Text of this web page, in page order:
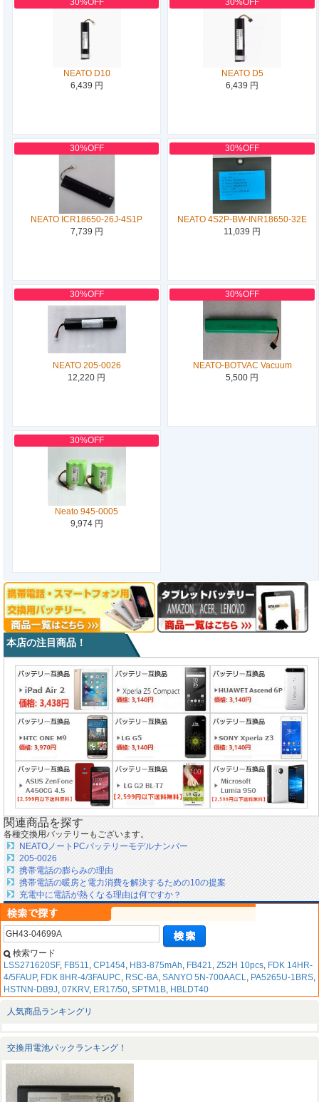
30%OFF
NEATO D10
6,439 円
30%OFF
NEATO D5
6,439 円
30%OFF
NEATO ICR18650-26J-4S1P
7,739 円
30%OFF
NEATO 4S2P-BW-INR18650-32E
11,039 円
30%OFF
NEATO 205-0026
12,220 円
30%OFF
NEATO-BOTVAC Vacuum
5,500 円
30%OFF
Neato 945-0005
9,974 円
本店の注目商品！
関連商品を探す
各種交換用バッテリーもございます。
NEATOノートPCバッテリーモデルナンバー
205-0026
携帯電話の膨らみの理由
携帯電話の暖房と電力消費を解決するための10の提案
充電中に電話が熱くなる理由は何ですか？
検索ワード
LSS271620SF, FB511, CP1454, HB3-875mAh, FB421, Z52H 10pcs, FDK 14HR-
4/5FAUP, FDK 8HR-4/3FAUPC, RSC-BA, SANYO 5N-700AACL, PA5265U-1BRS,
HSTNN-DB9J, 07KRV, ER17/50, SPTM1B, HBLDT40
人気商品ランキングリ
交換用電池パックランキング！